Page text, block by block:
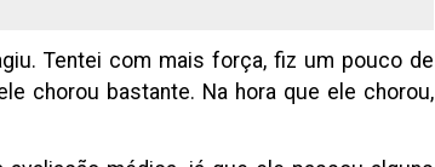
Tentei com mais força, fiz um pouco de
chorou bastante. Na hora que ele chorou,